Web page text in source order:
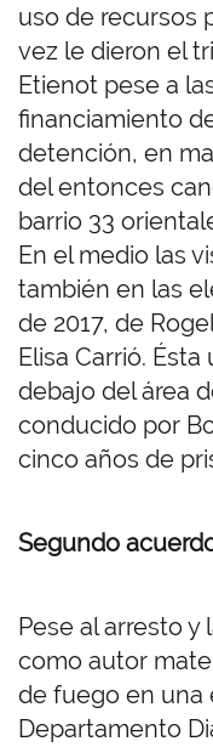
uso de recursos
vez le dieron el
Etienot pese a
financiamiento
detención, en
del entonces
barrio 33
En el medio las
también en las
de 2017, de
Elisa Carrió.
debajo del área
conducido por
cinco años de
Segundo
Pese al arresto y
como autor
de fuego en una
Departamento